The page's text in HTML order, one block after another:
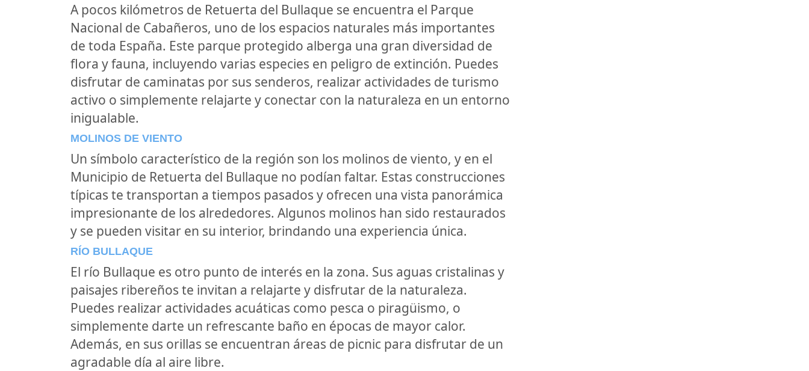
A pocos kilómetros de Retuerta del Bullaque se encuentra el Parque
Nacional de Cabañeros, uno de los espacios naturales más importantes
de toda España. Este parque protegido alberga una gran diversidad de
flora y fauna, incluyendo varias especies en peligro de extinción. Puedes
disfrutar de caminatas por sus senderos, realizar actividades de turismo
activo o simplemente relajarte y conectar con la naturaleza en un entorno
inigualable.
MOLINOS DE VIENTO
Un símbolo característico de la región son los molinos de viento, y en el
Municipio de Retuerta del Bullaque no podían faltar. Estas construcciones
típicas te transportan a tiempos pasados y ofrecen una vista panorámica
impresionante de los alrededores. Algunos molinos han sido restaurados
y se pueden visitar en su interior, brindando una experiencia única.
RÍO BULLAQUE
El río Bullaque es otro punto de interés en la zona. Sus aguas cristalinas y
paisajes ribereños te invitan a relajarte y disfrutar de la naturaleza.
Puedes realizar actividades acuáticas como pesca o piragüismo, o
simplemente darte un refrescante baño en épocas de mayor calor.
Además, en sus orillas se encuentran áreas de picnic para disfrutar de un
agradable día al aire libre.